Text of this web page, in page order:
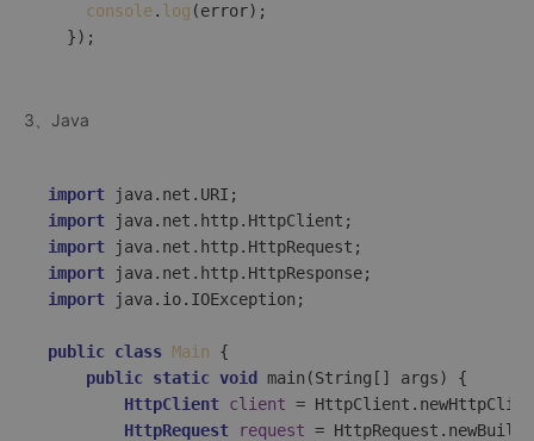
console. log (error);
3、Java
import
import
import
import
import java.io.IOException;
public class Main {
public static void main (String[] args)
{
HttpClient client =
HttpRequest
request =